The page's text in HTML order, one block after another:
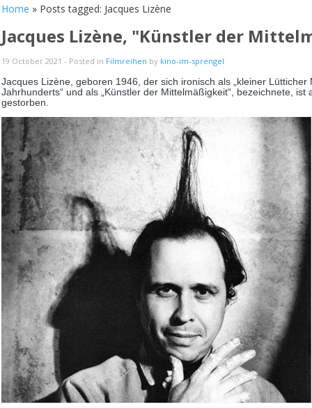
Home » Posts tagged: Jacques Lizène
Jacques Lizène, "Künstler der
19 October 2021 - Posted in Filmreihen by kino-im-sprengel
Jacques Lizène, geboren 1946, der sich ironisch als „kleiner
Jahrhunderts“ und als „Künstler der Mittelmäßigkeit“, bezeichnete,
gestorben.